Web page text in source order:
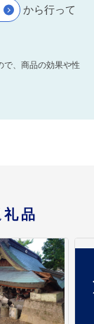
から行って
、商品の効果や性
品